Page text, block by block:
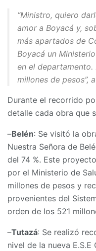
“Ministro, quiero
amor a Boyacá y,
más apartados de
Boyacá un
en el
millones de pesos”,
Durante el recorrido
detalle cada obra que
–Belén: Se visitó la
Nuestra Señora de
del 74 %. Este
por el Ministerio de
millones de pesos y
provenientes del
orden de los 521
–Tutazá: Se realizó
nivel de la nueva